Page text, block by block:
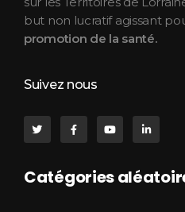
but non lucratif agissant
promotion de la santé.
Suivez nous
Catégories